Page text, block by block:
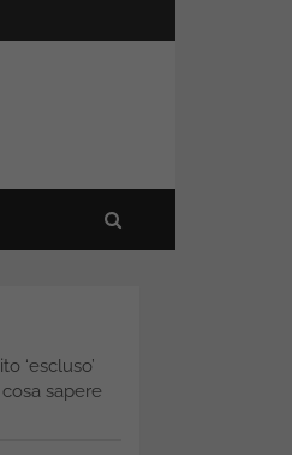
‘escluso’
sapere